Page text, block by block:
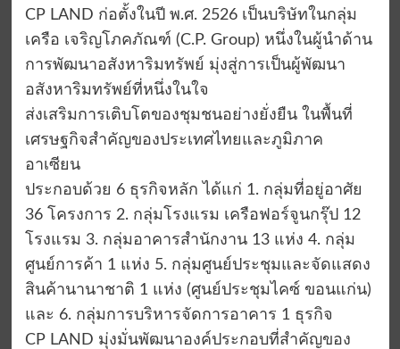
CP LAND ก่อตั้งในปี พ.ศ. 2526 เป็นบริษัทในกลุ่ม
เครือ เจริญโภคภัณฑ์ (C.P. Group) หนึ่งในผู้นำด้าน
การพัฒนาอสังหาริมทรัพย์ มุ่งสู่การเป็นผู้พัฒนา
อสังหาริมทรัพย์ที่หนึ่งในใจ
ส่งเสริมการเติบโตของชุมชนอย่างยั่งยืน ในพื้นที่
เศรษฐกิจสำคัญของประเทศไทยและภูมิภาค
อาเซียน
ประกอบด้วย 6 ธุรกิจหลัก ได้แก่ 1. กลุ่มที่อยู่อาศัย
36 โครงการ 2. กลุ่มโรงแรม เครือฟอร์จูนกรุ๊ป 12
โรงแรม 3. กลุ่มอาคารสำนักงาน 13 แห่ง 4. กลุ่ม
ศูนย์การค้า 1 แห่ง 5. กลุ่มศูนย์ประชุมและจัดแสดง
สินค้านานาชาติ 1 แห่ง (ศูนย์ประชุมไคซ์ ขอนแก่น)
และ 6. กลุ่มการบริหารจัดการอาคาร 1 ธุรกิจ
CP LAND มุ่งมั่นพัฒนาองค์ประกอบที่สำคัญของ